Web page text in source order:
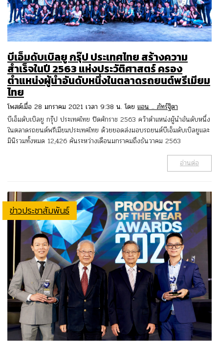
บีเอ็มดับเบิลยู กรุ๊ป ประเทศไทย สร้างความ
สำเร็จในปี 2563 แห่งประวัติศาสตร์ ครอง
ตำแหน่งผู้นำอันดับหนึ่งในตลาดรถยนต์พรีเมียม
ไทย
โพสต์เมื่อ 28 มกราคม 2021 เวลา 9:38 น. โดย แอน .. ภัทร์ฐิตา
บีเอ็มดับเบิลยู กรุ๊ป ประเทศไทย ปิดศักราช 2563 คว้าตำแหน่งผู้นำอันดับหนึ่ง
ในตลาดรถยนต์พรีเมียมประเทศไทย ด้วยยอดส่งมอบรถยนต์บีเอ็มดับเบิลยูและ
มินิรวมทั้งหมด 12,426 คันระหว่างเดือนมกราคมถึงธันวาคม 2563
อ่านต่อ
ข่าวประชาสัมพันธ์